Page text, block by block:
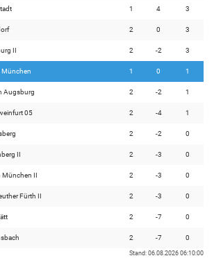
1 4 3
2 0 3
II 2 -2 3
München 1 0 1
Augsburg 2 -2 1
05 2 -4 1
2 -2 0
II 2 -3 0
München II 2 -3 0
Fürth II 2 -3 0
2 -7 0
2 -7 0
Stand: 06.08.2026 06:10:00